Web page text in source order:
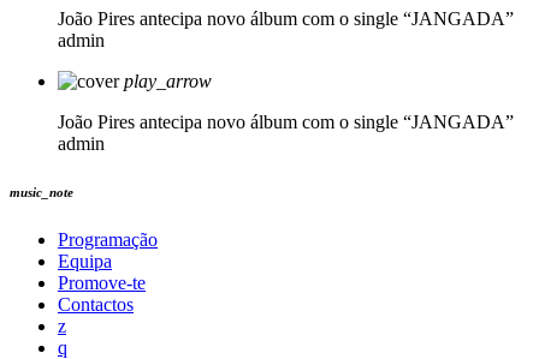
João Pires antecipa novo álbum com o single “JANGADA”
admin
play_arrow
João Pires antecipa novo álbum com o single “JANGADA”
admin
music_note
Programação
Equipa
Promove-te
Contactos